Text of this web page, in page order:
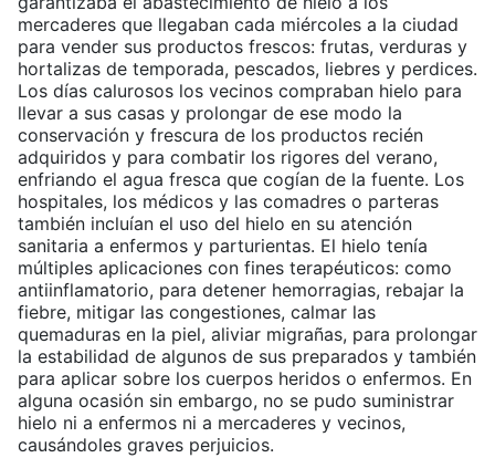
mercaderes que llegaban cada miércoles a la ciudad
para vender sus productos frescos: frutas, verduras y
hortalizas de temporada, pescados, liebres y perdices.
Los días calurosos los vecinos compraban hielo para
llevar a sus casas y prolongar de ese modo la
conservación y frescura de los productos recién
adquiridos y para combatir los rigores del verano,
enfriando el agua fresca que cogían de la fuente. Los
hospitales, los médicos y las comadres o parteras
también incluían el uso del hielo en su atención
sanitaria a enfermos y parturientas. El hielo tenía
múltiples aplicaciones con fines terapéuticos: como
antiinflamatorio, para detener hemorragias, rebajar la
fiebre, mitigar las congestiones, calmar las
quemaduras en la piel, aliviar migrañas, para prolongar
la estabilidad de algunos de sus preparados y también
para aplicar sobre los cuerpos heridos o enfermos. En
alguna ocasión sin embargo, no se pudo suministrar
hielo ni a enfermos ni a mercaderes y vecinos,
causándoles graves perjuicios.